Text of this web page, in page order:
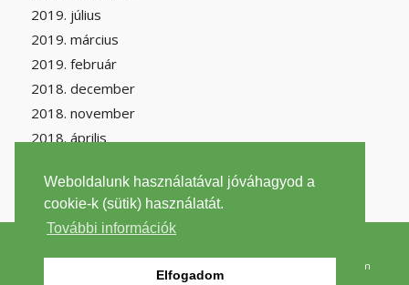
Weboldalunk használatával jóváhagyod a
cookie-k (sütik) használatát.
További információk
Elfogadom
2019. július
2019. március
2019. február
2018. december
2018. november
2018. április
Környezetvédelem